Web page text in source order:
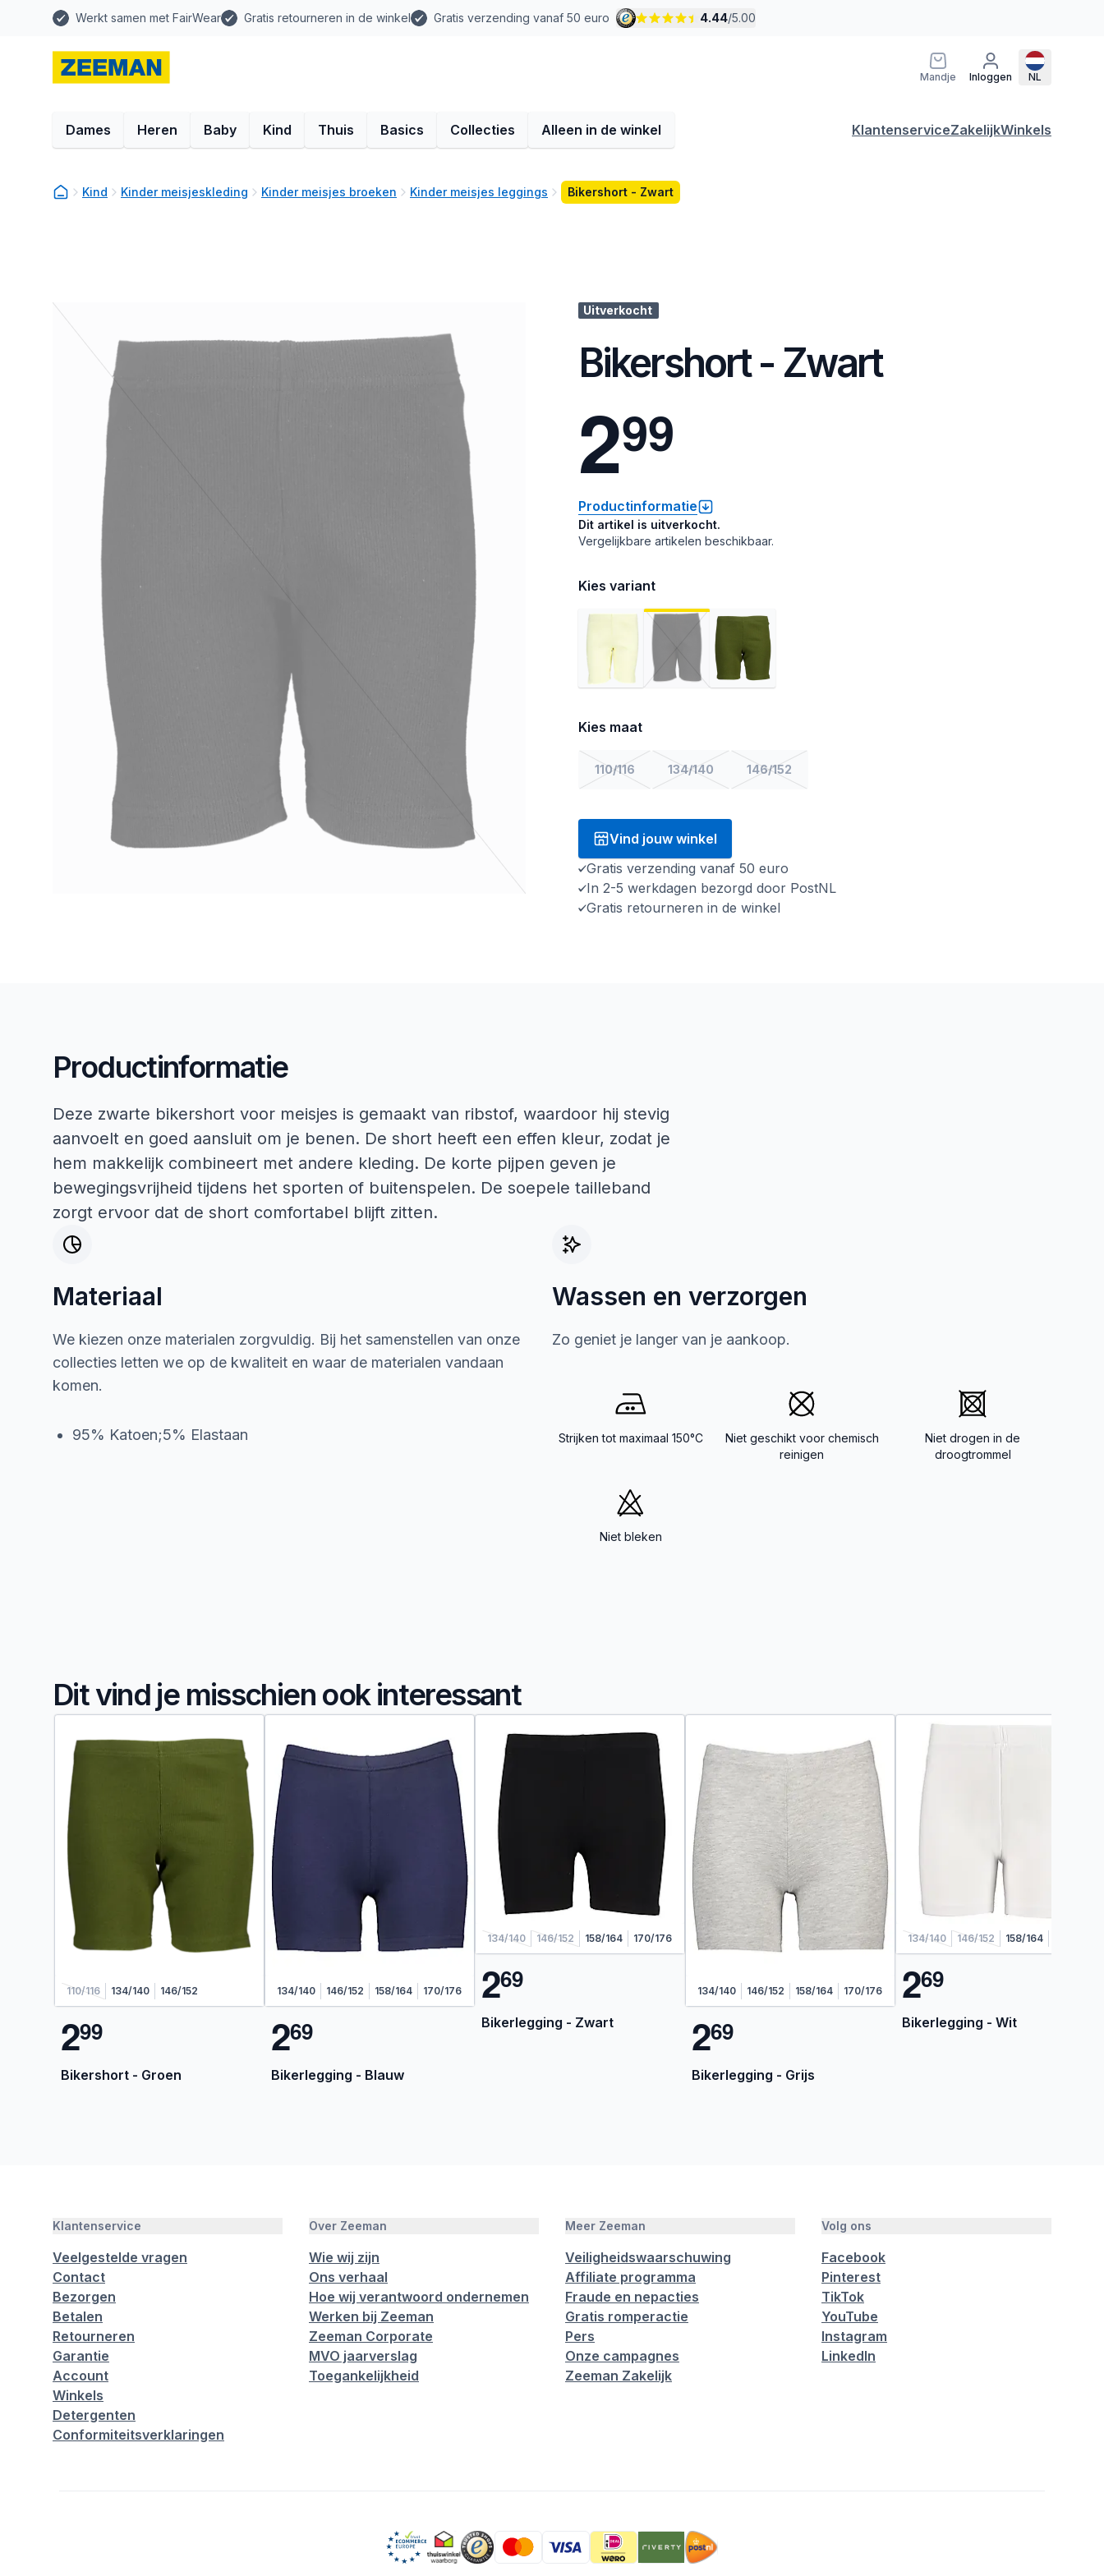
Werkt samen met FairWear Gratis retourneren in de winkel Gratis verzending vanaf 50 euro 4.44/5.00
Mandje Inloggen NL
Dames Heren Baby Kind Thuis Basics Collecties Alleen in de winkel KlantenserviceZakelijkWinkels
Kind Kinder meisjeskleding Kinder meisjes broeken Kinder meisjes leggings Bikershort - Zwart
Uitverkocht
Bikershort - Zwart
299
Productinformatie
Dit artikel is uitverkocht.
Vergelijkbare artikelen beschikbaar.
Kies variant
Kies maat
110/116 134/140 146/152
Vind jouw winkel
Gratis verzending vanaf 50 euro
In 2-5 werkdagen bezorgd door PostNL
Gratis retourneren in de winkel
Productinformatie
Deze zwarte bikershort voor meisjes is gemaakt van ribstof, waardoor hij stevig
aanvoelt en goed aansluit om je benen. De short heeft een effen kleur, zodat je
hem makkelijk combineert met andere kleding. De korte pijpen geven je
bewegingsvrijheid tijdens het sporten of buitenspelen. De soepele tailleband
zorgt ervoor dat de short comfortabel blijft zitten.
Materiaal
We kiezen onze materialen zorgvuldig. Bij het samenstellen van onze
collecties letten we op de kwaliteit en waar de materialen vandaan
komen.
95% Katoen;5% Elastaan
Wassen en verzorgen
Zo geniet je langer van je aankoop.
Strijken tot maximaal 150°C
Niet geschikt voor chemisch
reinigen
Niet drogen in de
droogtrommel
Niet bleken
Dit vind je misschien ook interessant
110/116 134/140 146/152
299
Bikershort - Groen
134/140 146/152 158/164 170/176
269
Bikerlegging - Blauw
134/140 146/152 158/164 170/176
269
Bikerlegging - Zwart
134/140 146/152 158/164 170/176
269
Bikerlegging - Grijs
134/140 146/152 158/164
269
Bikerlegging - Wit
Klantenservice
Veelgestelde vragen
Contact
Bezorgen
Betalen
Retourneren
Garantie
Account
Winkels
Detergenten
Conformiteitsverklaringen
Over Zeeman
Wie wij zijn
Ons verhaal
Hoe wij verantwoord ondernemen
Werken bij Zeeman
Zeeman Corporate
MVO jaarverslag
Toegankelijkheid
Meer Zeeman
Veiligheidswaarschuwing
Affiliate programma
Fraude en nepacties
Gratis romperactie
Pers
Onze campagnes
Zeeman Zakelijk
Volg ons
Facebook
Pinterest
TikTok
YouTube
Instagram
LinkedIn